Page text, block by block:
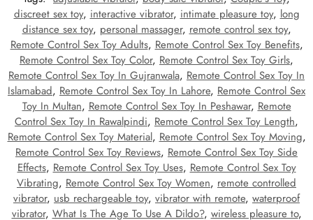
discreet sex toy, interactive vibrator, intimate pleasure toy, long
distance sex toy, personal massager, remote control sex toy,
Remote Control Sex Toy Adults, Remote Control Sex Toy Benefits,
Remote Control Sex Toy Color, Remote Control Sex Toy Girls,
Remote Control Sex Toy In Gujranwala, Remote Control Sex Toy In
Islamabad, Remote Control Sex Toy In Lahore, Remote Control Sex
Toy In Multan, Remote Control Sex Toy In Peshawar, Remote
Control Sex Toy In Rawalpindi, Remote Control Sex Toy Length,
Remote Control Sex Toy Material, Remote Control Sex Toy Moving,
Remote Control Sex Toy Reviews, Remote Control Sex Toy Side
Effects, Remote Control Sex Toy Uses, Remote Control Sex Toy
Vibrating, Remote Control Sex Toy Women, remote controlled
vibrator, usb rechargeable toy, vibrator with remote, waterproof
vibrator, What Is The Age To Use A Dildo?, wireless pleasure to,